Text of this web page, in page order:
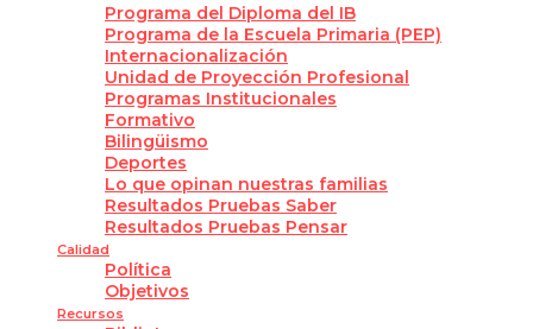
Programa del Diploma del IB
Programa de la Escuela Primaria (PEP)
Internacionalización
Unidad de Proyección Profesional
Programas Institucionales
Formativo
Bilingüismo
Deportes
Lo que opinan nuestras familias
Resultados Pruebas Saber
Resultados Pruebas Pensar
Calidad
Política
Objetivos
Recursos